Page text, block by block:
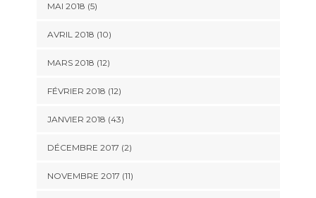
MAI 2018 (5)
AVRIL 2018 (10)
MARS 2018 (12)
FÉVRIER 2018 (12)
JANVIER 2018 (43)
DÉCEMBRE 2017 (2)
NOVEMBRE 2017 (11)